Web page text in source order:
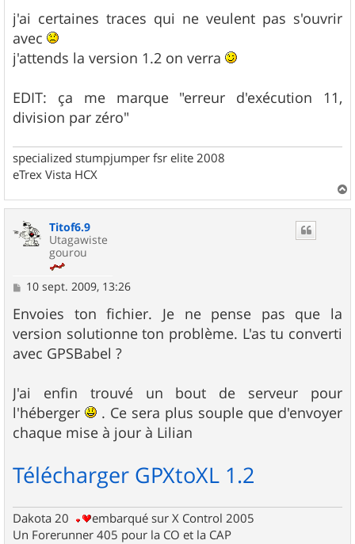
s
s
a
g
e
j'ai certaines traces qui ne veulent pas s'ouvrir
avec
j'attends la version 1.2 on verra
EDIT: ça me marque "erreur d'exécution 11,
division par zéro"
specialized stumpjumper fsr elite 2008
eTrex Vista HCX
a
Titof6.9
Utagawiste
gourou
M
s
s
a
g
e
10 sept. 2009, 13:26
Envoies ton fichier. Je ne pense pas que la
version solutionne ton problème. L'as tu converti
avec GPSBabel ?
J'ai enfin trouvé un bout de serveur pour
l'héberger
. Ce sera plus souple que d'envoyer
chaque mise à jour à Lilian
Télécharger GPXtoXL 1.2
Dakota 20
embarqué sur X Control 2005
Un Forerunner 405 pour la CO et la CAP